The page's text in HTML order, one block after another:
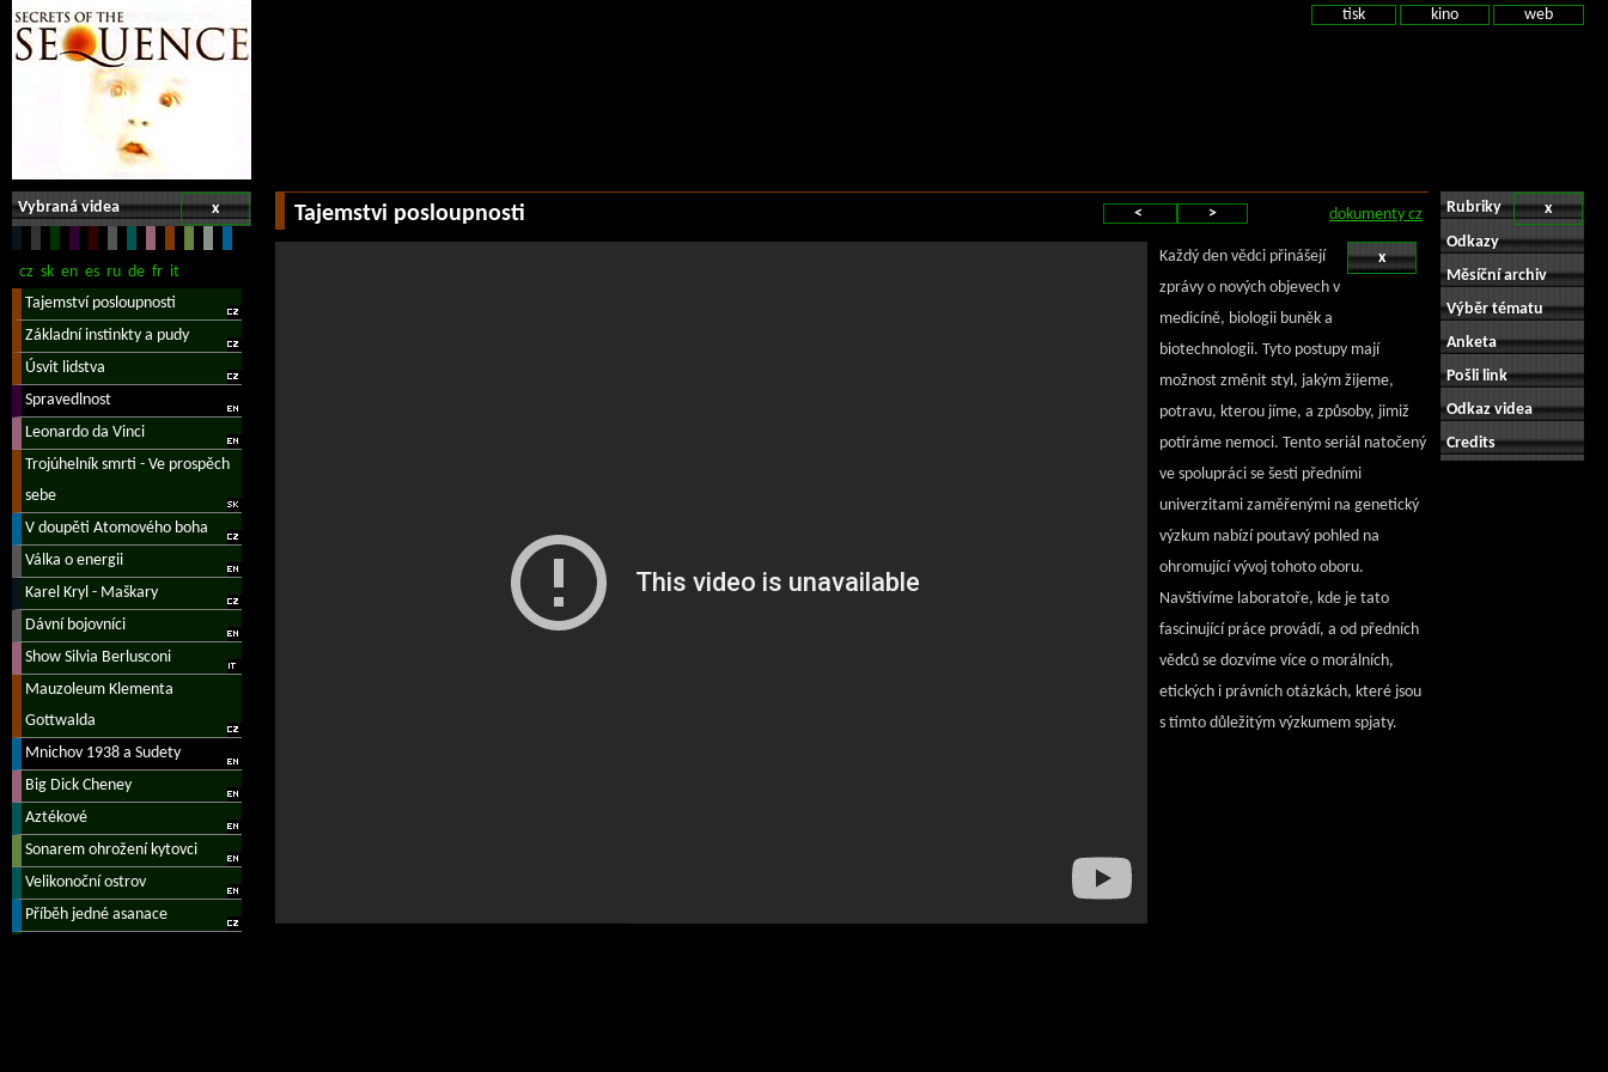
tisk kino web
x
Vybraná videa dokumenty cz
< >
Tajemstvi posloupnosti
x
Každý den vědci přinášejí
zprávy o nových objevech v
medicíně, biologii buněk a
biotechnologii. Tyto postupy mají
možnost změnit styl, jakým žijeme,
potravu, kterou jíme, a způsoby, jimiž
potíráme nemoci. Tento seriál natočený
ve spolupráci se šesti předními
univerzitami zaměřenými na genetický
výzkum nabízí poutavý pohled na
ohromující vývoj tohoto oboru.
Navštívíme laboratoře, kde je tato
fascinující práce provádí, a od předních
vědců se dozvíme více o morálních,
etických i právních otázkách, které jsou
s tímto důležitým výzkumem spjaty.
x
Rubriky
Odkazy
Měsíční archiv
Výběr tématu
Anketa
Pošli link
Odkaz videa
Credits